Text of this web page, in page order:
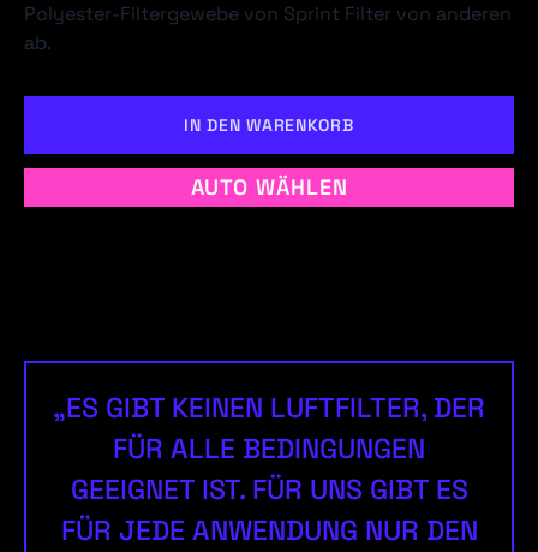
Polyester-Filtergewebe von Sprint Filter von anderen
ab.
IN DEN WARENKORB
AUTO WÄHLEN
„ES GIBT KEINEN LUFTFILTER, DER
FÜR ALLE BEDINGUNGEN
GEEIGNET IST. FÜR UNS GIBT ES
FÜR JEDE ANWENDUNG NUR DEN